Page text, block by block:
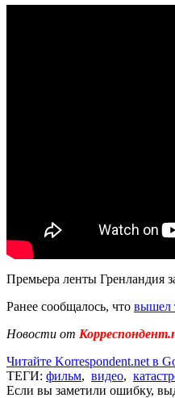
Премьера ленты Гренландия
Ранее сообщалось, что вышел
Новости от
Читайте Korrespondent.net в
ТЕГИ: фильм, видео,
Если вы заметили ошибку,